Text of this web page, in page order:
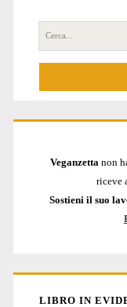
Cerca
per:
Veganzetta non
riceve
Sostieni il suo
LIBRO IN